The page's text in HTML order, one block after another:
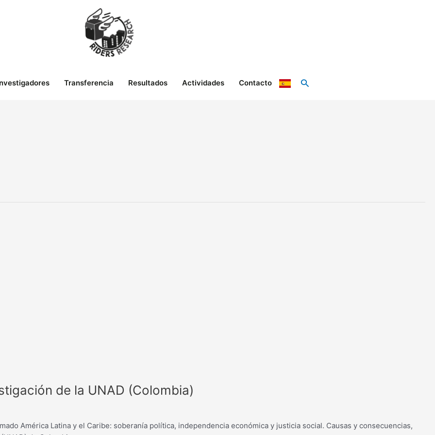
Transferencia Resultados Actividades Contacto Buscar
de la UNAD (Colombia)
América Latina y el Caribe: soberanía política, independencia económica y justicia social. Causas y consecuencias,